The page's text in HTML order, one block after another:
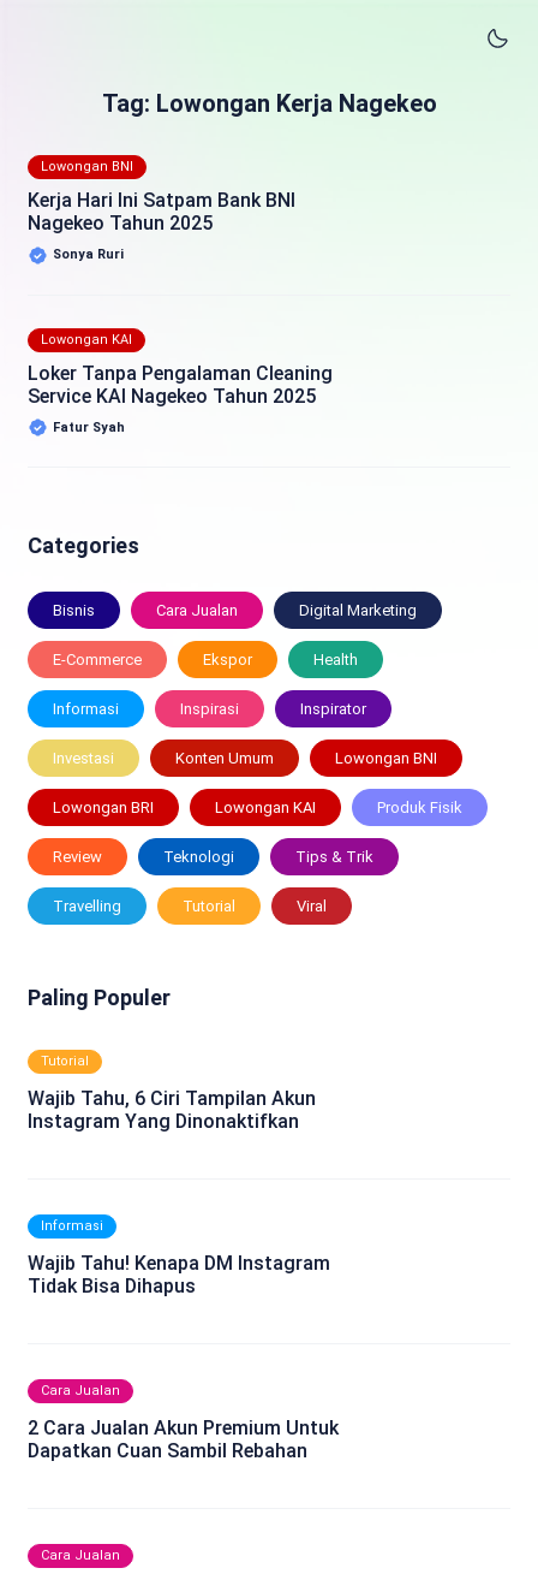
Tag: Lowongan Kerja Nagekeo
Lowongan BNI
Kerja Hari Ini Satpam Bank BNI
Nagekeo Tahun 2025
Sonya Ruri
Lowongan KAI
Loker Tanpa Pengalaman Cleaning
Service KAI Nagekeo Tahun 2025
Fatur Syah
Categories
Bisnis Cara Jualan Digital Marketing
E-Commerce Ekspor Health
Informasi Inspirasi Inspirator
Investasi Konten Umum Lowongan BNI
Lowongan BRI Lowongan KAI Produk Fisik
Review Teknologi Tips & Trik
Travelling Tutorial Viral
Paling Populer
Tutorial
Wajib Tahu, 6 Ciri Tampilan Akun
Instagram Yang Dinonaktifkan
Informasi
Wajib Tahu! Kenapa DM Instagram
Tidak Bisa Dihapus
Cara Jualan
2 Cara Jualan Akun Premium Untuk
Dapatkan Cuan Sambil Rebahan
Cara Jualan